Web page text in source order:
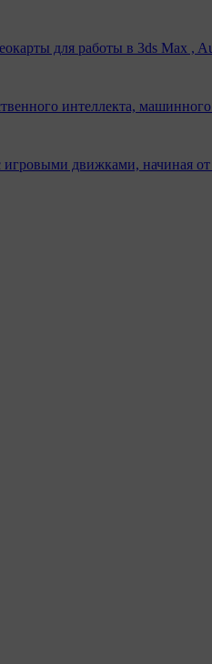
для работы в 3ds Max ,
интеллекта,
движками, начиная